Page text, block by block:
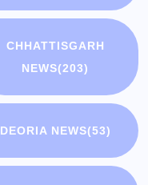
CHHATTISGARH
NEWS(203)
DEORIA NEWS(53)